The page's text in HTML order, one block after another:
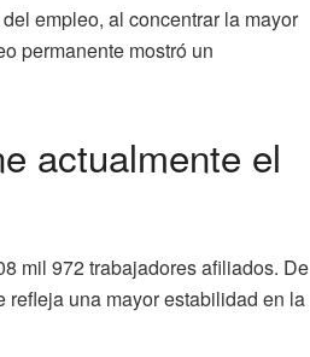
empleo, al concentrar la mayor
permanente mostró un
actualmente el
mil 972 trabajadores afiliados. De
refleja una mayor estabilidad en la